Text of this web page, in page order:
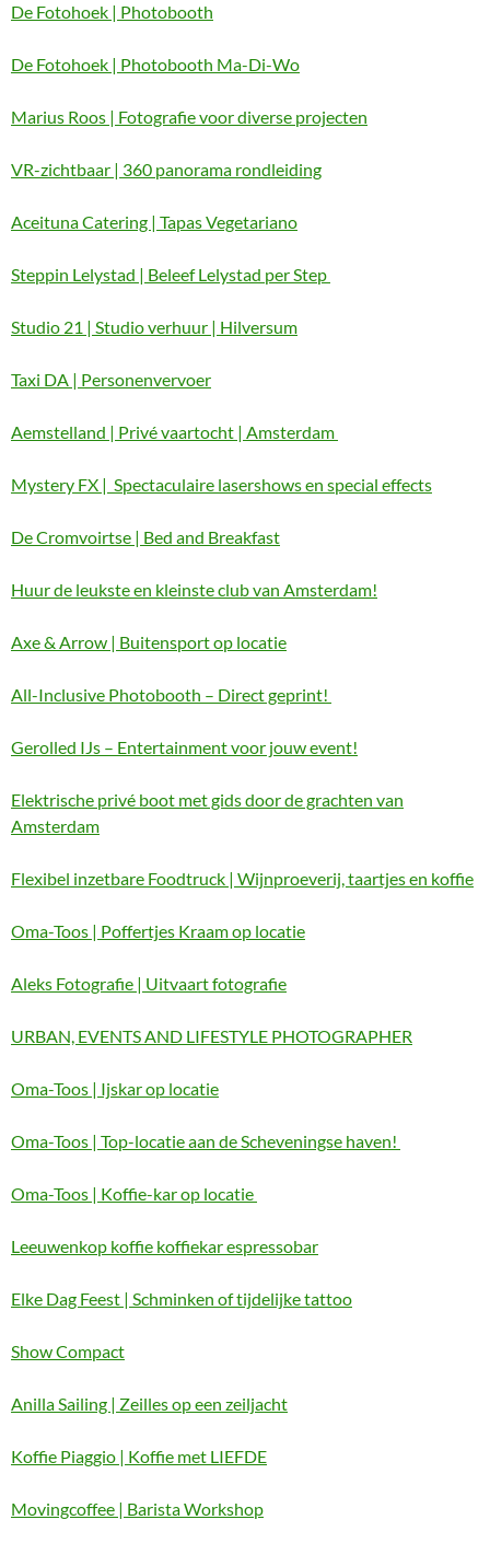
De Fotohoek | Photobooth
De Fotohoek | Photobooth Ma-Di-Wo
Marius Roos | Fotografie voor diverse projecten
VR-zichtbaar | 360 panorama rondleiding
Aceituna Catering | Tapas Vegetariano
Steppin Lelystad | Beleef Lelystad per Step
Studio 21 | Studio verhuur | Hilversum
Taxi DA | Personenvervoer
Aemstelland | Privé vaartocht | Amsterdam
Mystery FX | Spectaculaire lasershows en special effects
De Cromvoirtse | Bed and Breakfast
Huur de leukste en kleinste club van Amsterdam!
Axe & Arrow | Buitensport op locatie
All-Inclusive Photobooth – Direct geprint!
Gerolled IJs – Entertainment voor jouw event!
Elektrische privé boot met gids door de grachten van
Amsterdam
Flexibel inzetbare Foodtruck | Wijnproeverij, taartjes en koffie
Oma-Toos | Poffertjes Kraam op locatie
Aleks Fotografie | Uitvaart fotografie
URBAN, EVENTS AND LIFESTYLE PHOTOGRAPHER
Oma-Toos | Ijskar op locatie
Oma-Toos | Top-locatie aan de Scheveningse haven!
Oma-Toos | Koffie-kar op locatie
Leeuwenkop koffie koffiekar espressobar
Elke Dag Feest | Schminken of tijdelijke tattoo
Show Compact
Anilla Sailing | Zeilles op een zeiljacht
Koffie Piaggio | Koffie met LIEFDE
Movingcoffee | Barista Workshop